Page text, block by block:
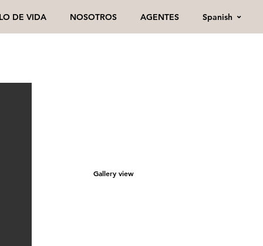
DE VIDA NOSOTROS AGENTES Spanish
Gallery view